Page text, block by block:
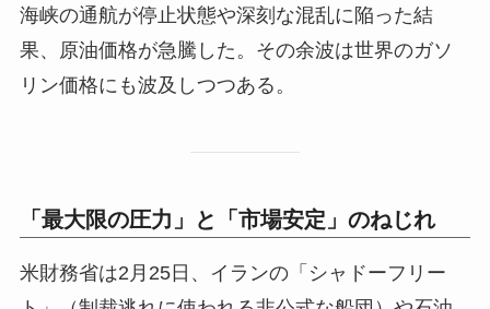
海峡の通航が停止状態や深刻な混乱に陥った結
果、原油価格が急騰した。その余波は世界のガソ
リン価格にも波及しつつある。
「最大限の圧力」と「市場安定」のねじれ
米財務省は2月25日、イランの「シャドーフリー